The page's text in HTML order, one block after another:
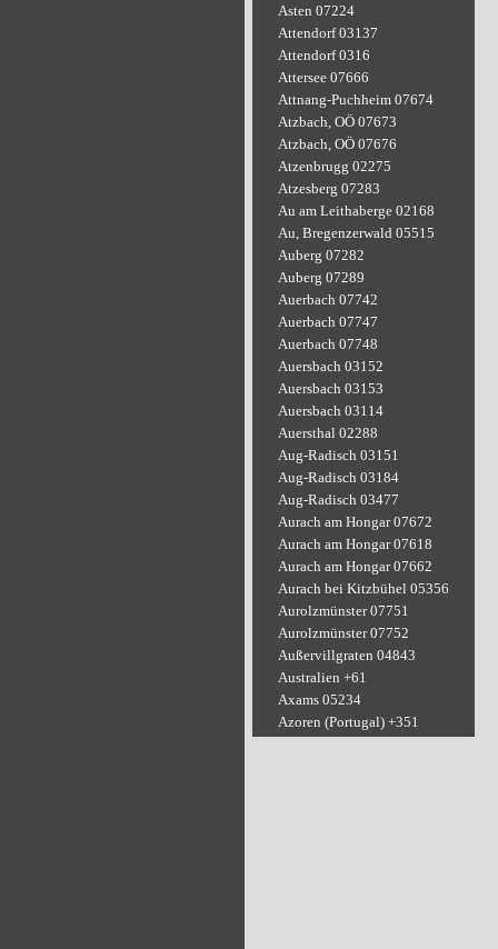
Asten 07224
Attendorf 03137
Attendorf 0316
Attersee 07666
Attnang-Puchheim 07674
Atzbach, OÖ 07673
Atzbach, OÖ 07676
Atzenbrugg 02275
Atzesberg 07283
Au am Leithaberge 02168
Au, Bregenzerwald 05515
Auberg 07282
Auberg 07289
Auerbach 07742
Auerbach 07747
Auerbach 07748
Auersbach 03152
Auersbach 03153
Auersbach 03114
Auersthal 02288
Aug-Radisch 03151
Aug-Radisch 03184
Aug-Radisch 03477
Aurach am Hongar 07672
Aurach am Hongar 07618
Aurach am Hongar 07662
Aurach bei Kitzbühel 05356
Aurolzmünster 07751
Aurolzmünster 07752
Außervillgraten 04843
Australien +61
Axams 05234
Azoren (Portugal) +351